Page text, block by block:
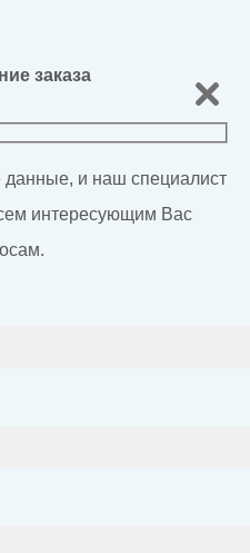
заказа
данные, и наш специалист
интересующим Вас